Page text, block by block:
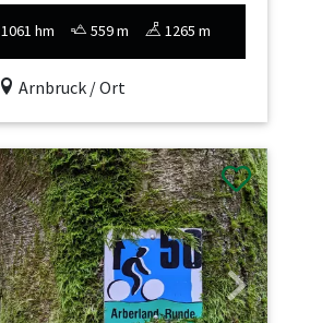
1061 hm 559 m 1265 m
Arnbruck / Ort
Next